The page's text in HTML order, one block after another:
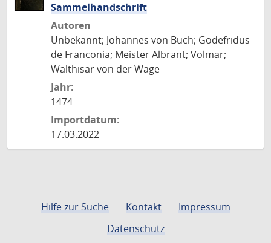
Sammelhandschrift
Autoren
Unbekannt; Johannes von Buch; Godefridus
de Franconia; Meister Albrant; Volmar;
Walthisar von der Wage
Jahr:
1474
Importdatum:
17.03.2022
Hilfe zur Suche Kontakt
Impressum
Datenschutz